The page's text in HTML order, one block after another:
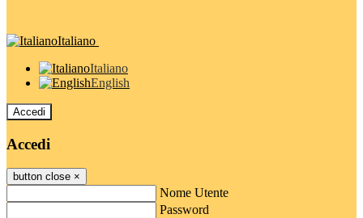
Italiano
Italiano
English
Accedi
Accedi
button close ×
Nome Utente
Password